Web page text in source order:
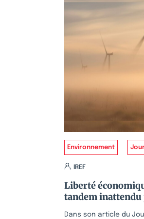
Environnement
IREF
Liberté
tandem
Dans son article du